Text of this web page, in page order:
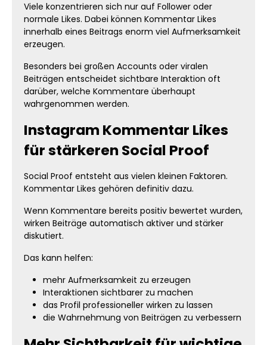
Viele konzentrieren sich nur auf Follower oder
normale Likes. Dabei können Kommentar Likes
innerhalb eines Beitrags enorm viel Aufmerksamkeit
erzeugen.
Besonders bei großen Accounts oder viralen
Beiträgen entscheidet sichtbare Interaktion oft
darüber, welche Kommentare überhaupt
wahrgenommen werden.
Instagram Kommentar Likes
für stärkeren Social Proof
Social Proof entsteht aus vielen kleinen Faktoren.
Kommentar Likes gehören definitiv dazu.
Wenn Kommentare bereits positiv bewertet wurden,
wirken Beiträge automatisch aktiver und stärker
diskutiert.
Das kann helfen:
mehr Aufmerksamkeit zu erzeugen
Interaktionen sichtbarer zu machen
das Profil professioneller wirken zu lassen
die Wahrnehmung von Beiträgen zu verbessern